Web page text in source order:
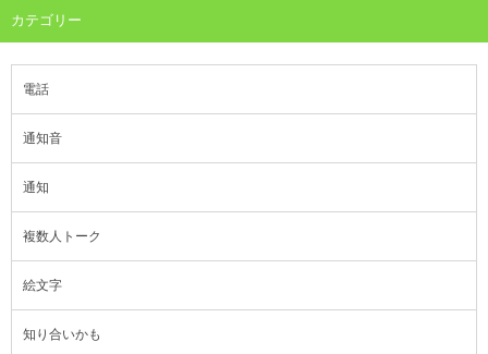
カテゴリー
電話
通知音
通知
複数人トーク
絵文字
知り合いかも